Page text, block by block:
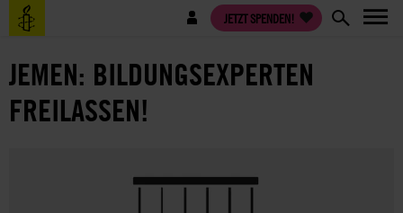
Direkt
zum
Benutzermenü JETZT SPENDEN!
JEMEN: BILDUNGSEXPERTEN
FREILASSEN!